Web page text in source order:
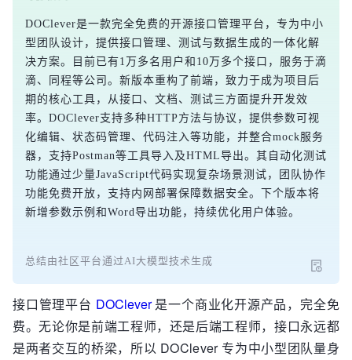
DOClever是一款完全免费的开源接口管理平台，专为中小
型团队设计，提供接口管理、测试与数据生成的一体化解
决方案。目前已有1万多名用户和10万多个接口，服务于滴
滴、同程等公司。新版本重构了前端，致力于成为项目后
期的核心工具，从接口、文档、测试三方面提升开发效
率。DOClever支持多种HTTP方法与协议，提供参数可视
化编辑、状态码管理、代码注入等功能，并整合mock服务
器，支持Postman等工具导入及HTML导出。其自动化测试
功能通过少量JavaScript代码实现复杂场景测试，团队协作
功能免费开放，支持内网部署保障数据安全。下个版本将
新增参数示例和Word导出功能，持续优化用户体验。
总结由社区平台通过AI大模型技术生成
接口管理平台 DOClever是一个商业化开源产品，完全免
费。无论你是前端工程师，还是后端工程师，接口永远都
是两者交互的桥梁，所以 DOClever 专为中小型团队量身